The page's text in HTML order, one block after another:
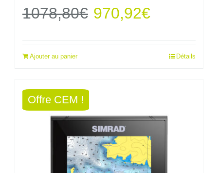
1078,80€ Le
1078,80€.
970,92€Le
actuel
970,92€.
Ajouter au panier Détails
Offre CEM !